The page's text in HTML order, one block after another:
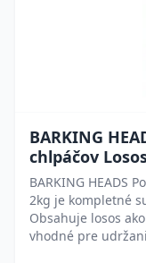
BARKING
chlpáčov
BARKING HEADS
2kg je kompletné
Obsahuje losos
vhodné pre